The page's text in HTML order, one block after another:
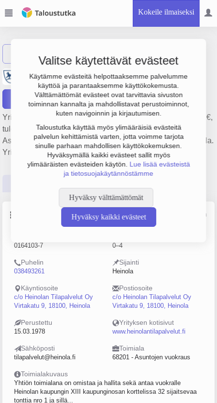
Kokeile ilmaiseksi
Valitse käytettävät evästeet
Käytämme evästeitä helpottaaksemme palvelumme
käyttöä ja parantaaksemme käyttökokemusta.
Välttämättömät evästeet ovat tarvittavia sivuston
toiminnan kannalta ja mahdollistavat perustoiminnot,
kuten navigoinnin ja kirjautumisen.
Taloustutka käyttää myös ylimääräisiä evästeitä
palvelun kehittämistä varten, jotta voimme tarjota
sinulle parhaan mahdollisen käyttökokemuksen.
Hyväksymällä kaikki evästeet sallit myös
ylimääräisten evästeiden käytön. Lue lisää evästeistä
ja tietosuojakäytännöstämme
Hyväksy välttämättömät
Hyväksy kaikki evästeet
Kiinteistö Oy Mustikkatie 2
Raportit
Yrityksen Kiinteistö Oy Mustikkatie 2 liikevaihto on 236 000 €,
tulos 14 000 € ja henkilöstömäärä 0. Sen päätoimiala on
Asuntojen vuokraus, perustamisvuosi 1978 ja sijainti Heinola.
Yrityksen yhtiömuoto Osakeyhtiö (OY).
Lähde: YTJ, PRH, Traficom
0164103-7 0–4
Puhelin
038493261
Sijainti
Heinola
Käyntiosoite
c/o Heinolan Tilapalvelut Oy
Virtakatu 9, 18100, Heinola
Postiosoite
c/o Heinolan Tilapalvelut Oy
Virtakatu 9, 18100, Heinola
Perustettu
15.03.1978
Yrityksen kotisivut
www.heinolantilapalvelut.fi
Sähköposti
tilapalvelut@heinola.fi
Toimiala
68201 - Asuntojen vuokraus
Toimialakuvaus
Yhtiön toimialana on omistaa ja hallita sekä antaa vuokralle
Heinolan kaupungin XIII kaupunginosan korttelissa 32 sijaitsevaa
tonttia nro 1 ja sillä...